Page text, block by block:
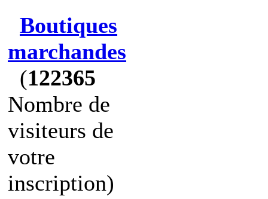
Boutiques
marchandes
(122365
Nombre de
visiteurs de
votre
inscription)